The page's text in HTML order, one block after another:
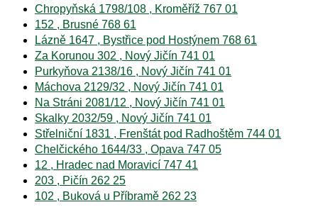
Chropyňská 1798/108 , Kroměříž 767 01
152 , Brusné 768 61
Lázně 1647 , Bystřice pod Hostýnem 768 61
Za Korunou 302 , Nový Jičín 741 01
Purkyňova 2138/16 , Nový Jičín 741 01
Máchova 2129/32 , Nový Jičín 741 01
Na Stráni 2081/12 , Nový Jičín 741 01
Skalky 2032/59 , Nový Jičín 741 01
Střelniční 1831 , Frenštát pod Radhoštěm 744 01
Chelčického 1644/33 , Opava 747 05
12 , Hradec nad Moravicí 747 41
203 , Pičín 262 25
102 , Buková u Příbramě 262 23